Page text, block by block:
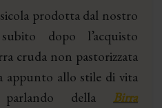
prodotta dal nostro
dopo l’acquisto
cruda non pastorizzata
appunto allo stile di vita
parlando della Birra